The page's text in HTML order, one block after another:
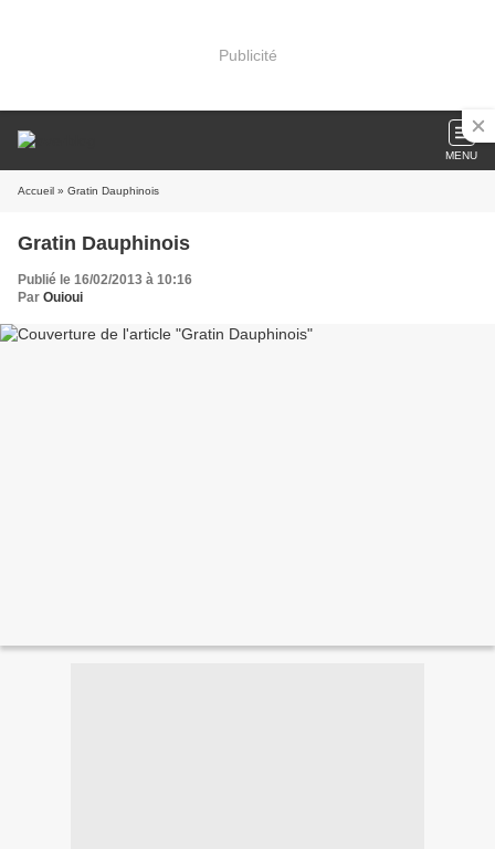
Publicité
MENU
Accueil » Gratin Dauphinois
Gratin Dauphinois
Publié le 16/02/2013 à 10:16
Par Ouioui